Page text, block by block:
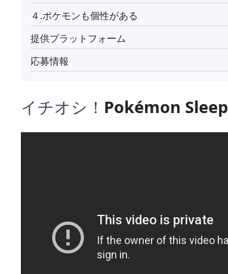
４.ポケモンも個性がある
提供プラットフォーム
応募情報
イチオシ！ Pokémon Sleep